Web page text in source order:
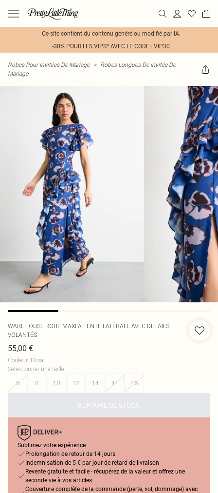
Ce site contient du contenu généré ou modifié par IA.
-30% POUR LES VIPS* AVEC LE CODE : VIP30
Robes Pour Invitées De Mariage > Robes Longues De Invitée De
Mariage
WAREHOUSE ROBE MAXI À FENTE LATÉRALE AVEC DÉTAILS
VOLANTÉS
55,00 €
Couleur: Floral
Sélectionner une taille:
6
8 10 12 14 44 46
RUPTURE DE STOCK
Sublimez votre expérience
Prolongation de retour de 14 jours
Indemnisation de 5 € par jour de retard de livraison
Revente gratuite et facile - récupérez de la valeur et offrez une
seconde vie à vos articles.
Couverture complète de la commande (perte, vol, dommage) avec